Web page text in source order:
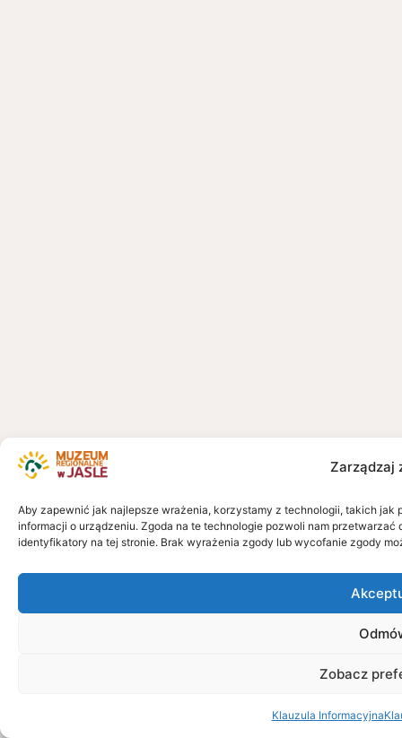
Zarządzaj
Aby zapewnić jak najlepsze wrażenia, korzystamy z technologii, takich
informacji o urządzeniu. Zgoda na te technologie pozwoli nam
identyfikatory na tej stronie. Brak wyrażenia zgody lub wycofanie zgody
Zobacz
Klauzula Informacyjna